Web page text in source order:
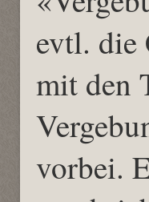
evtl. die
mit den
vorbei.